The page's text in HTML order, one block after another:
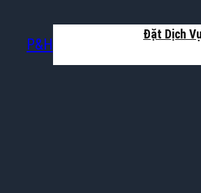
phần
P&H
Đặt Dịch